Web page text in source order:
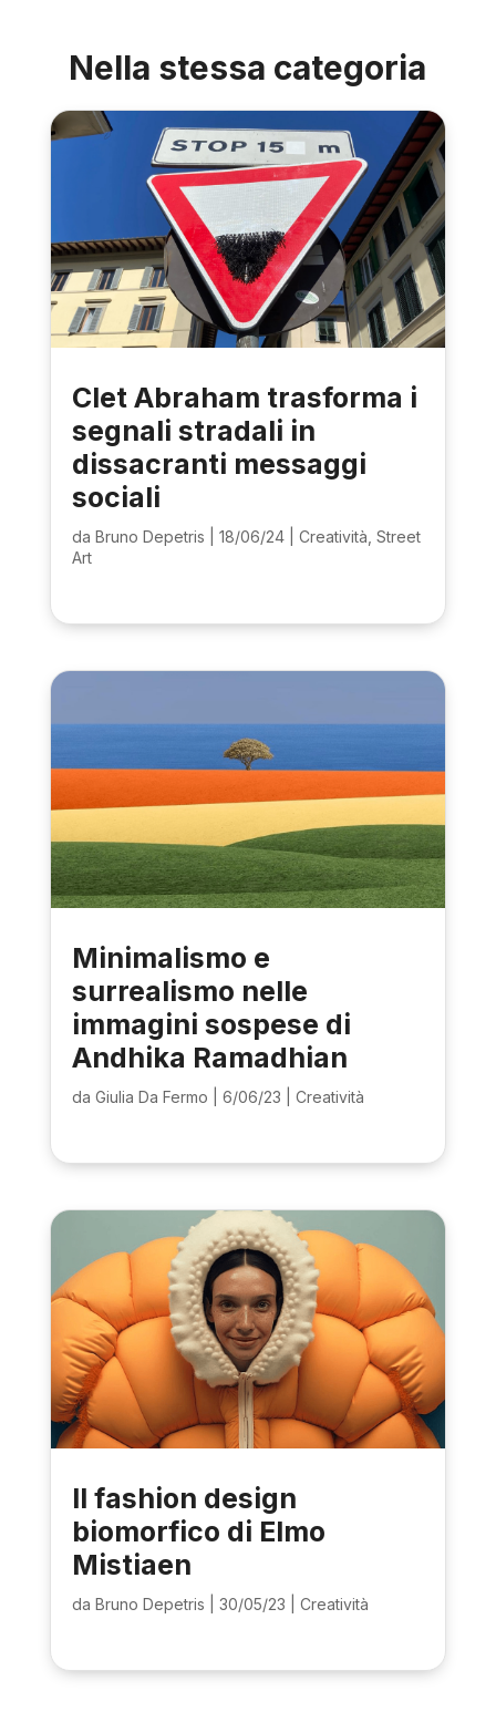
Nella stessa categoria
Clet Abraham trasforma i
segnali stradali in
dissacranti messaggi
sociali
da Bruno Depetris 18/06/24| Creatività Street
Art
Minimalismo e
surrealismo nelle
immagini sospese di
Andhika Ramadhian
da Giulia Da Fermo 6/06/23 Creatività
Il fashion design
biomorfico di Elmo
Mistiaen
da Bruno Depetris 30/05/23 Creatività